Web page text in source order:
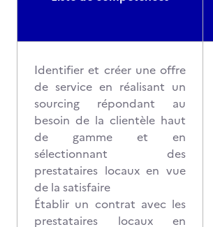
Identifier et créer une offre
de service en réalisant un
sourcing répondant au
besoin de la clientèle haut
de gamme et en
sélectionnant des
prestataires locaux en vue
de la satisfaire
Établir un contrat avec les
prestataires locaux en